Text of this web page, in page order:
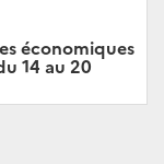
économiques
14 au 20